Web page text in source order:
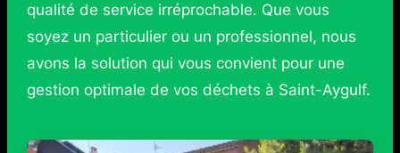
qualité de service irréprochable. Que vous
soyez un particulier ou un professionnel, nous
avons la solution qui vous convient pour une
gestion optimale de vos déchets à Saint-Aygulf.